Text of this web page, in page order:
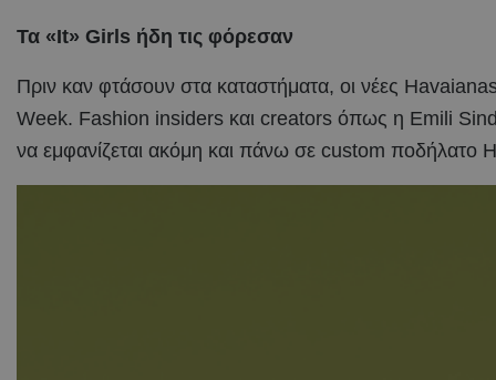
Τα «It» Girls ήδη τις φόρεσαν
Πριν καν φτάσουν στα καταστήματα, οι νέες
Week. Fashion insiders και creators όπως η Emili
να εμφανίζεται ακόμη και πάνω σε custom